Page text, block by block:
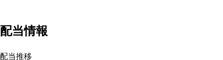
配当情報
配当推移